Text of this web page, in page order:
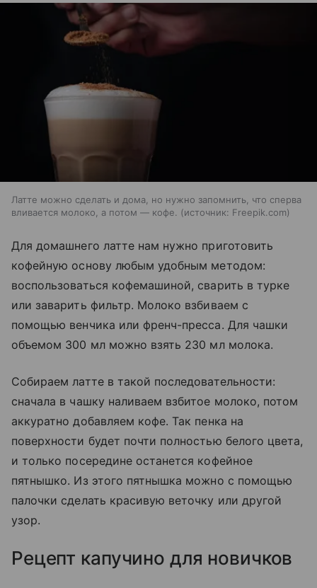
Латте можно сделать и дома, но нужно запомнить, что сперва
вливается молоко, а потом — кофе.
источник: Freepik.com
Для домашнего латте нам нужно приготовить
кофейную основу любым удобным методом:
воспользоваться кофемашиной, сварить в турке
или заварить фильтр. Молоко взбиваем с
помощью венчика или френч-пресса. Для чашки
объемом 300 мл можно взять 230 мл молока.
Собираем латте в такой последовательности:
сначала в чашку наливаем взбитое молоко, потом
аккуратно добавляем кофе. Так пенка на
поверхности будет почти полностью белого цвета,
и только посередине останется кофейное
пятнышко. Из этого пятнышка можно с помощью
палочки сделать красивую веточку или другой
узор.
Рецепт капучино для новичков